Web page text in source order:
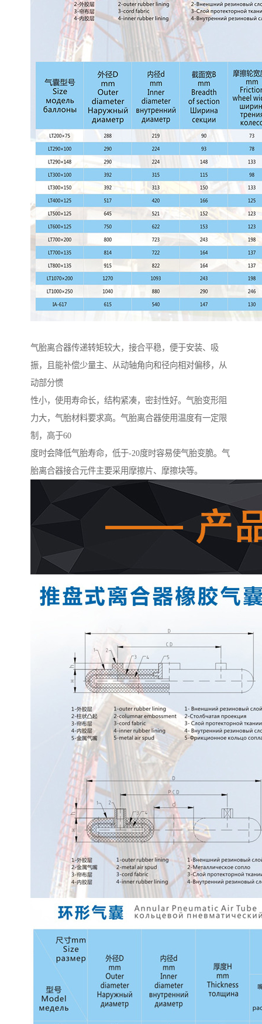
气胎离合器传递转矩较大，接合平稳，便于安装、吸
振，且能补偿少量主、从动轴角向和径向相对偏移，从
动部分惯
性小，使用寿命长，结构紧凑，密封性好。气胎变形阻
力大，气胎材料要求高。气胎离合器使用温度有一定限
制，高于60
度时会降低气胎寿命，低于-20度时容易使气胎变脆。气
胎离合器接合元件主要采用摩擦片、摩擦块等。